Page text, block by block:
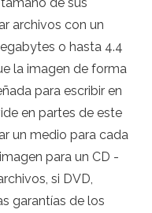
de sus
archivos con un
o hasta 4.4
la imagen de forma
para escribir en
en partes de este
un medio para cada
para un CD -
si DVD,
garantías de los